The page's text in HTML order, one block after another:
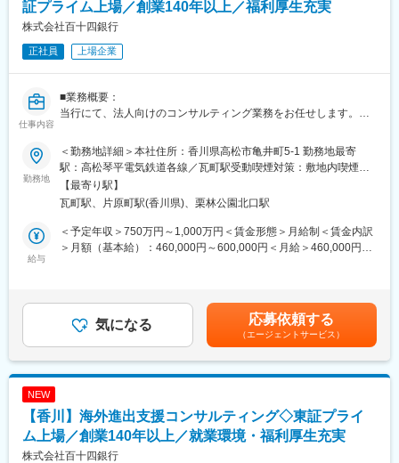
◇ 背景
お客さまの様々な経営課題に対し、限られた資源やネットワーク
ことがあります。
・新商品を開発したが売上が伸び悩んでいる
・既存の販売エリア外に販売していきたい
・受注増加を見込んでいるが下請け企業が見つからない
・新サービス開発にあたり関連会社と協同開発したい
・WEBを活用したマーケティング戦略に取組みたい
当行取引先・四国アライアンス4行（阿波銀行、百十四銀行、伊予
銀行、四国銀行）の取引先を通じ、エリアをまたがる販路拡大、
・商談会やWebマーケティングによる販路開拓支援
・仕入先／外注先／協同事業先のご紹介
・各種法令対応支援 等
さい）
証プライム上場／創業140年以上／福利厚生充実
株式会社百十四銀行
正社員 上場企業
仕事内容
■業務概要：
当行にて、法人向けのコンサルティング業務をお任せします。主
です。
本部営業部門の中核を担うコンサルティング部において、経験や
知識を活かしてプロフェッショナル人材を目指せる環境です。
コンサルティング部は、外部出向経験者やキャリア採用者等の多
様なスキルと経験を持つ人材が多数所属するプロフェッショナル
部門です。
マネジメントではなく、プレイヤーとしての求人を募集します。
サステナビリティ経営は、持続可能な社会の実現に向けて、事業
活動を通じて、社会的課題解決に貢献する社会価値と収益を生み
出す経済価値の創出を目指すものです。サステナビリティの考え
・サステナビリティ経営のやり方や手順が分からない
・知見や情報、手間、時間がない
・SDGs宣言を公表しているが、公表することを重視したため、充
勤務地
＜勤務地詳細＞本社住所：香川県高松市亀井町5-1 勤務地最寄
駅：高松琴平電気鉄道各線／瓦町駅受動喫煙対策：敷地内喫煙可
能場所あり変更の範囲：当行の定める本支店・本部、関連会社等
【最寄り駅】
瓦町駅、片原町駅(香川県)、栗林公園北口駅
給与
＜予定年収＞750万円～1,000万円＜賃金形態＞月給制＜賃金内訳
＞月額（基本給）：460,000円～600,000円＜月給＞460,000円～
目安の金額であり、選考を通じて上下する可能性があります。月
給(月額)は固定手当を含めた表記です。
気になる 応募依頼する
（エージェントサービス）
NEW
【香川】海外進出支援コンサルティング◇東証プライ
ム上場／創業140年以上／就業環境・福利厚生充実
株式会社百十四銀行